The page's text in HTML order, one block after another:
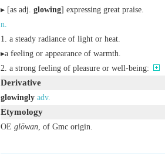
▸ [as adj. glowing] expressing great praise.
n.
a steady radiance of light or heat.
▸a feeling or appearance of warmth.
a strong feeling of pleasure or well-being:
Derivative
glowingly adv.
Etymology
OE glōwan, of Gmc origin.